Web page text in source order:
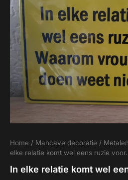
Home / Mancave decoratie /
elke relatie komt wel eens ruzie voor.
In elke relatie komt wel
komt
wel
eens
ruzie
voor.
aantal